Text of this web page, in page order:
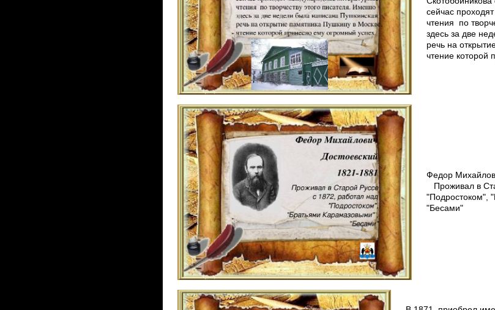
сейчас
чтения по
здесь за две
речь на
чтение которой
Федор
Проживал в
"Подростоком",
"Бесами"